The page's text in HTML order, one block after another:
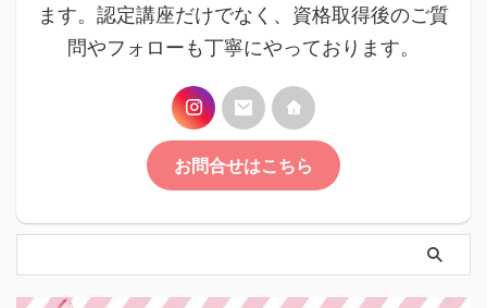
ます。認定講座だけでなく、資格取得後のご質
問やフォローも丁寧にやっております。
お問合せはこちら